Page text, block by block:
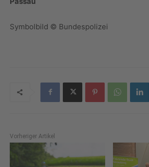
Symbolbild © Bundespolizei
Vorheriger Artikel